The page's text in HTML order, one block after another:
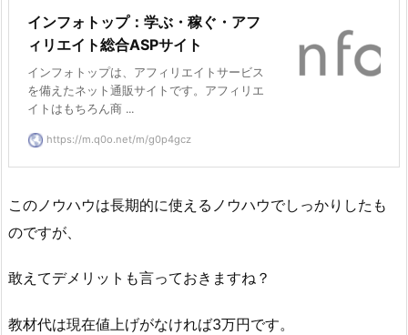
インフォトップ：学ぶ・稼ぐ・アフ
ィリエイト総合ASPサイト
インフォトップは、アフィリエイトサービス
を備えたネット通販サイトです。アフィリエ
イトはもちろん商 ...
https://m.q0o.net/m/g0p4gcz
このノウハウは長期的に使えるノウハウでしっかりしたも
のですが、
敢えてデメリットも言っておきますね？
教材代は現在値上げがなければ3万円です。